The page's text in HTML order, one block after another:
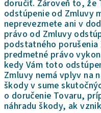
doručiť. Zároveň to, že
odstúpenie od Zmluvy
neprevezmete ani v
právo od Zmluvy
podstatného porušenia
predmetné právo
kedy Vám toto
Zmluvy nemá vplyv na
škody v sume
o doručenie Tovaru,
náhradu škody, ak